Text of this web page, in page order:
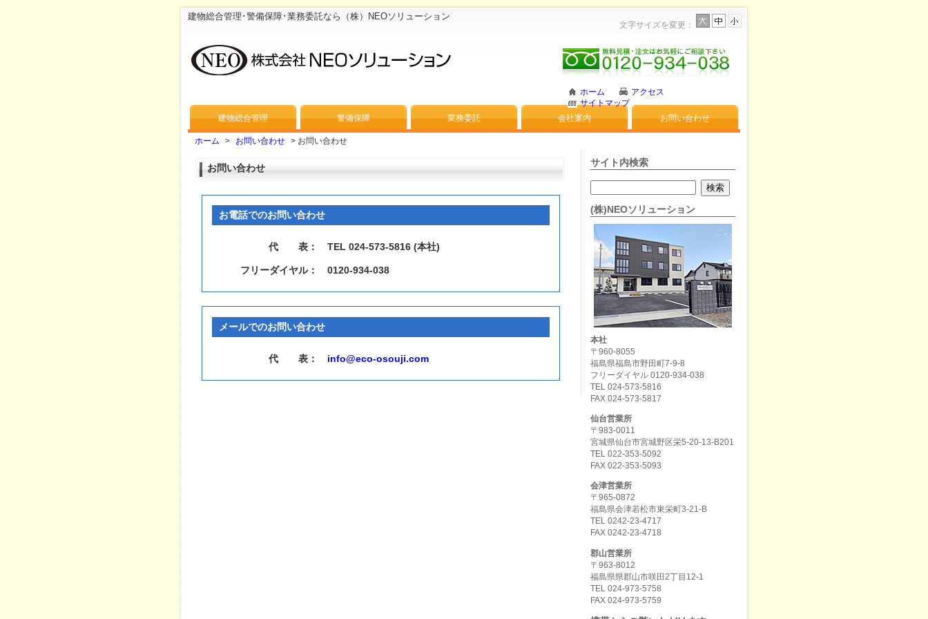
建物総合管理･警備保障･業務委託なら（株）NEOソリューション
文字サイズを変更：
ホーム
アクセス
サイトマップ
建物総合管理 警備保障 業務委託 会社案内 お問い合わせ
ホーム > お問い合わせ > お問い合わせ
お問い合わせ
お電話でのお問い合わせ
代 表： TEL 024-573-5816 (本社)
フリーダイヤル： 0120-934-038
メールでのお問い合わせ
代 表： info@eco-osouji.com
サイト内検索
(株)NEOソリューション
本社
〒960-8055
福島県福島市野田町7-9-8
フリーダイヤル 0120-934-038
TEL 024-573-5816
FAX 024-573-5817
仙台営業所
〒983-0011
宮城県仙台市宮城野区栄5-20-13-B201
TEL 022-353-5092
FAX 022-353-5093
会津営業所
〒965-0872
福島県会津若松市東栄町3-21-B
TEL 0242-23-4717
FAX 0242-23-4718
郡山営業所
〒963-8012
福島県県郡山市咲田2丁目12-1
TEL 024-973-5758
FAX 024-973-5759